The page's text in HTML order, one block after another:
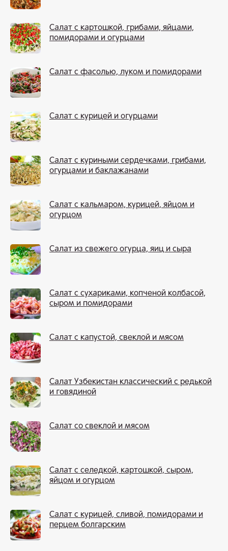
Салат с картошкой, грибами, яйцами,
помидорами и огурцами
Салат с фасолью, луком и помидорами
Салат с курицей и огурцами
Салат с куриными сердечками, грибами,
огурцами и баклажанами
Салат с кальмаром, курицей, яйцом и
огурцом
Салат из свежего огурца, яиц и сыра
Салат с сухариками, копченой колбасой,
сыром и помидорами
Салат с капустой, свеклой и мясом
Салат Узбекистан классический с редькой
и говядиной
Салат со свеклой и мясом
Салат с селедкой, картошкой, сыром,
яйцом и огурцом
Салат с курицей, сливой, помидорами и
перцем болгарским